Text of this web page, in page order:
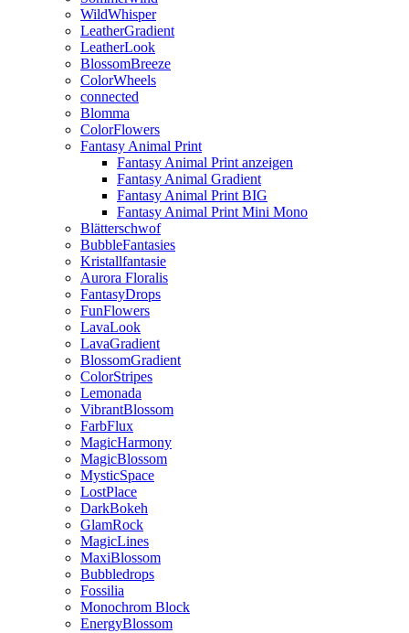
WildWhisper
LeatherGradient
LeatherLook
BlossomBreeze
ColorWheels
connected
Blomma
ColorFlowers
Fantasy Animal Print
Fantasy Animal Print anzeigen
Fantasy Animal Gradient
Fantasy Animal Print BIG
Fantasy Animal Print Mini Mono
Blätterschwof
BubbleFantasies
Kristallfantasie
Aurora Floralis
FantasyDrops
FunFlowers
LavaLook
LavaGradient
BlossomGradient
ColorStripes
Lemonada
VibrantBlossom
FarbFlux
MagicHarmony
MagicBlossom
MysticSpace
LostPlace
DarkBokeh
GlamRock
MagicLines
MaxiBlossom
Bubbledrops
Fossilia
Monochrom Block
EnergyBlossom